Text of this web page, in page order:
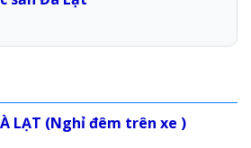
LẠT (Nghỉ đêm trên xe )